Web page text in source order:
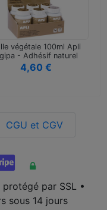
végétale 100ml Apli
- Adhésif naturel
pour…
4,60 €
CGU et CGV
par SSL •
sous 14 jours